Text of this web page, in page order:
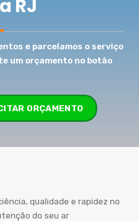
RJ
e parcelamos o serviço
um orçamento no botão
ORÇAMENTO
qualidade e rapidez no
do seu ar